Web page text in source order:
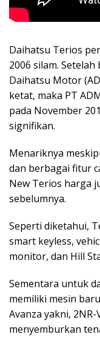
Daihatsu Terios
2006 silam.
Daihatsu Motor
ketat, maka PT
pada November
signifikan.
Menariknya
dan berbagai fitur
New Terios harga
sebelumnya.
Seperti diketahui,
smart keyless,
monitor, dan Hill
Sementara untuk
memiliki mesin
Avanza yakni,
menyemburkan